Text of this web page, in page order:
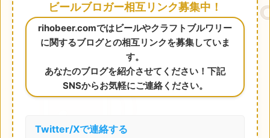
ビールブロガー相互リンク募集中！
rihobeer.comではビールやクラフトブルワリー
に関するブログとの相互リンクを募集していま
す。
あなたのブログを紹介させてください！下記
SNSからお気軽にご連絡ください。
Twitter/Xで連絡する